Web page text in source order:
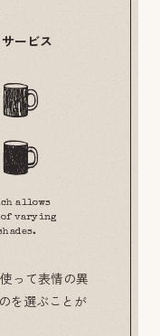
ービス
allows
of varying
って表情の異
を選ぶことが